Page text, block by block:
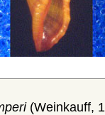
(Weinkauff,